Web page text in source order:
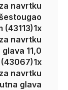
navrtku
(43113)1x
navrtku
11,0
(43067)1x
navrtku
glava